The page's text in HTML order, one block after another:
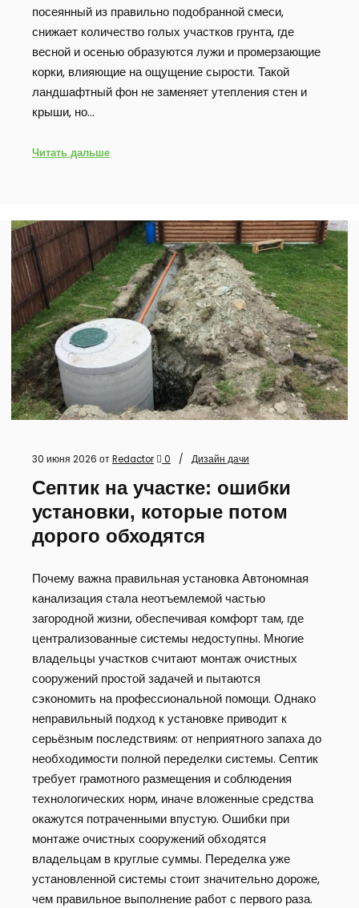
посеянный из правильно подобранной смеси,
снижает количество голых участков грунта, где
весной и осенью образуются лужи и промерзающие
корки, влияющие на ощущение сырости. Такой
ландшафтный фон не заменяет утепления стен и
крыши, но…
Читать дальше
30 июня 2026 отRedactor 0 Дизайн дачи
Септик на участке: ошибки
установки, которые потом
дорого обходятся
Почему важна правильная установка Автономная
канализация стала неотъемлемой частью
загородной жизни, обеспечивая комфорт там, где
централизованные системы недоступны. Многие
владельцы участков считают монтаж очистных
сооружений простой задачей и пытаются
сэкономить на профессиональной помощи. Однако
неправильный подход к установке приводит к
серьёзным последствиям: от неприятного запаха до
необходимости полной переделки системы. Септик
требует грамотного размещения и соблюдения
технологических норм, иначе вложенные средства
окажутся потраченными впустую. Ошибки при
монтаже очистных сооружений обходятся
владельцам в круглые суммы. Переделка уже
установленной системы стоит значительно дороже,
чем правильное выполнение работ с первого раза.